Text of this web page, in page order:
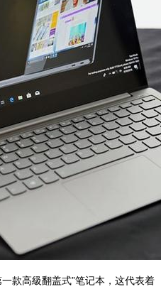
款高級翻盖式”笔记本，这代表着